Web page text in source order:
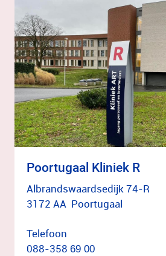
Poortugaal Kliniek R
Albrandswaardsedijk 74-R
3172 AA Poortugaal
Telefoon
088-358 69 00